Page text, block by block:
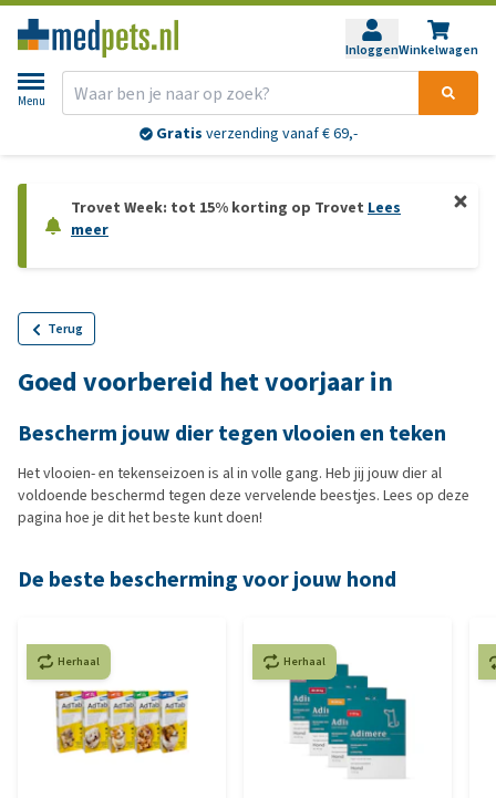
InloggenWinkelwagen
Menu
Gratis verzending vanaf € 69,-
Trovet Week: tot 15% korting op Trovet Lees
meer
Terug
Goed voorbereid het voorjaar in
Bescherm jouw dier tegen vlooien en teken
Het vlooien- en tekenseizoen is al in volle gang. Heb jij jouw dier al
voldoende beschermd tegen deze vervelende beestjes. Lees op deze
pagina hoe je dit het beste kunt doen!
De beste bescherming voor jouw hond
Herhaal Herhaal